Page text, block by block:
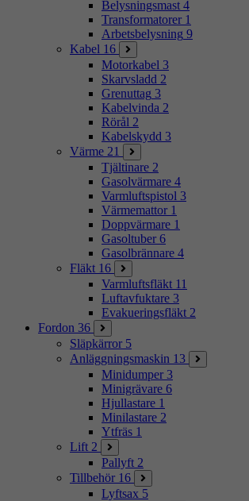
Belysningsmast 4
Transformatorer 1
Arbetsbelysning 9
Kabel 16
Motorkabel 3
Skarvsladd 2
Grenuttag 3
Kabelvinda 2
Rörål 2
Kabelskydd 3
Värme 21
Tjältinare 2
Gasolvärmare 4
Varmluftspistol 3
Värmemattor 1
Doppvärmare 1
Gasoltuber 6
Gasolbrännare 4
Fläkt 16
Varmluftsfläkt 11
Luftavfuktare 3
Evakueringsfläkt 2
Fordon 36
Släpkärror 5
Anläggningsmaskin 13
Minidumper 3
Minigrävare 6
Hjullastare 1
Minilastare 2
Ytfräs 1
Lift 2
Pallyft 2
Tillbehör 16
Lyftsax 5